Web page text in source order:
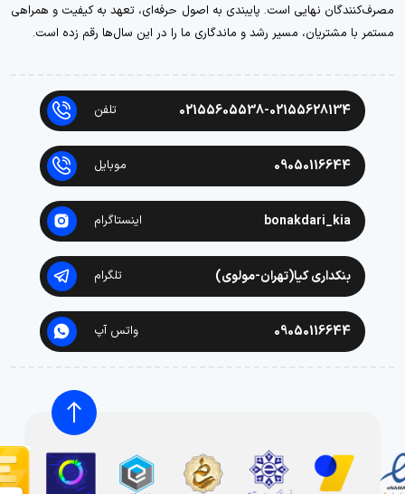
مصرف‌کنندگان نهایی است. پایبندی به اصول حرفه‌ای، تعهد به کیفیت و همراهی
مستمر با مشتریان، مسیر رشد و ماندگاری ما را در این سال‌ها رقم زده است.
02155605538-02155628134 تلفن
09050116644 موبایل
bonakdari_kia اینستاگرام
بنکداری کیا(تهران-مولوی) تلگرام
09050116644 واتس آپ